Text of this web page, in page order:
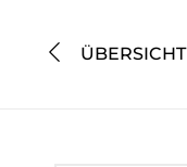
ÜBERSICHT